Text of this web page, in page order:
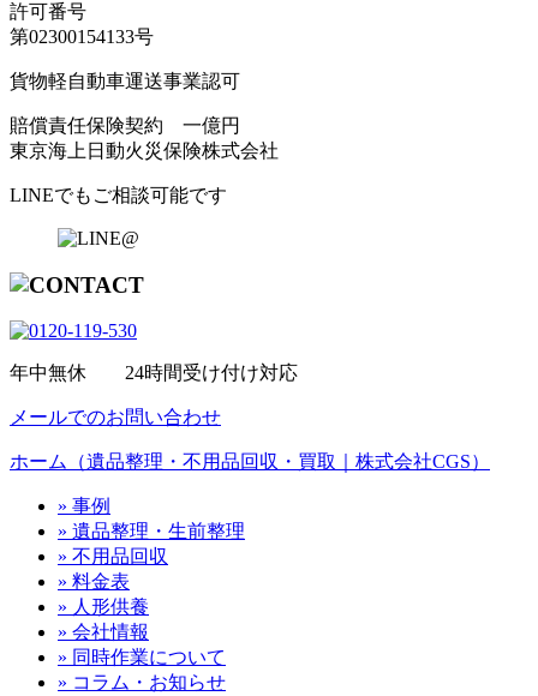
許可番号
第02300154133号
貨物軽自動車運送事業認可
賠償責任保険契約 一億円
東京海上日動火災保険株式会社
LINEでもご相談可能です
年中無休 24時間受け付け対応
メールでのお問い合わせ
ホーム（遺品整理・不用品回収・買取｜株式会社CGS）
» 事例
» 遺品整理・生前整理
» 不用品回収
» 料金表
» 人形供養
» 会社情報
» 同時作業について
» コラム・お知らせ